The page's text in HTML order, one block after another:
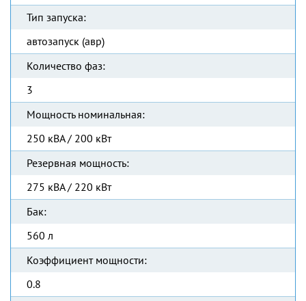
Тип запуска:
автозапуск (авр)
Количество фаз:
3
Мощность номинальная:
250 кВА / 200 кВт
Резервная мощность:
275 кВА / 220 кВт
Бак:
560 л
Коэффициент мощности:
0.8